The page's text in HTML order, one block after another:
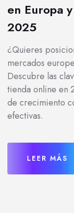
en Europa
2025
¿Quieres
mercados
Descubre las
tienda online en
de crecimiento
efectivas.
LEER MÁS